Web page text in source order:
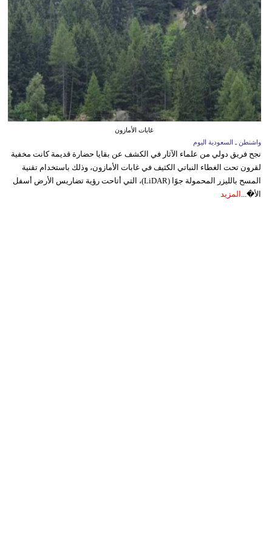
غابات الأمازون
واشنطن ـ السعودية اليوم
نجح فريق دولي من علماء الآثار في الكشف عن بقايا حضارة قديمة كانت مخفية
لقرون تحت الغطاء النباتي الكثيف في غابات الأمازون، وذلك باستخدام تقنية
المسح بالليزر المحمولة جوًا (LiDAR)، التي أتاحت رؤية تضاريس الأرض أسفل
الأ�... المزيد